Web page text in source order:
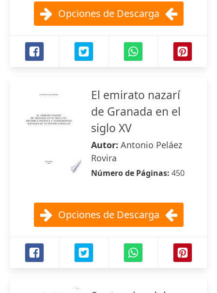
Opciones de Descarga
El emirato nazarí
de Granada en el
siglo XV
Autor: Antonio Peláez
Rovira
Número de Páginas: 450
Opciones de Descarga